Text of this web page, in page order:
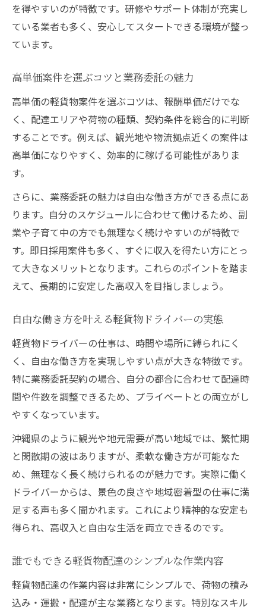
法
繁忙期を狙った特需案件の活用術
ト集
軽貨物ドライバー収入アップの具体策一覧
高単価案件を見抜くためのチェックポイン
副業ドライバーにおすすめの働き方
収入を安定させるための時間管理術
を得やすいのが特徴です。研修やサポート体制が充実し
ている業者も多く、安心してスタートできる環境が整っ
ています。
高単価案件を選ぶコツと業務委託の魅力
高単価の軽貨物案件を選ぶコツは、報酬単価だけでな
く、配達エリアや荷物の種類、契約条件を総合的に判断
することです。例えば、観光地や物流拠点近くの案件は
高単価になりやすく、効率的に稼げる可能性がありま
す。
さらに、業務委託の魅力は自由な働き方ができる点にあ
ります。自分のスケジュールに合わせて働けるため、副
業や子育て中の方でも無理なく続けやすいのが特徴で
す。即日採用案件も多く、すぐに収入を得たい方にとっ
て大きなメリットとなります。これらのポイントを踏ま
えて、長期的に安定した高収入を目指しましょう。
自由な働き方を叶える軽貨物ドライバーの実態
軽貨物ドライバーの仕事は、時間や場所に縛られにく
く、自由な働き方を実現しやすい点が大きな特徴です。
特に業務委託契約の場合、自分の都合に合わせて配達時
間や件数を調整できるため、プライベートとの両立がし
やすくなっています。
沖縄県のように観光や地元需要が高い地域では、繁忙期
と閑散期の波はありますが、柔軟な働き方が可能なた
め、無理なく長く続けられるのが魅力です。実際に働く
ドライバーからは、景色の良さや地域密着型の仕事に満
足する声も多く聞かれます。これにより精神的な安定も
得られ、高収入と自由な生活を両立できるのです。
誰でもできる軽貨物配達のシンプルな作業内容
軽貨物配達の作業内容は非常にシンプルで、荷物の積み
込み・運搬・配達が主な業務となります。特別なスキル